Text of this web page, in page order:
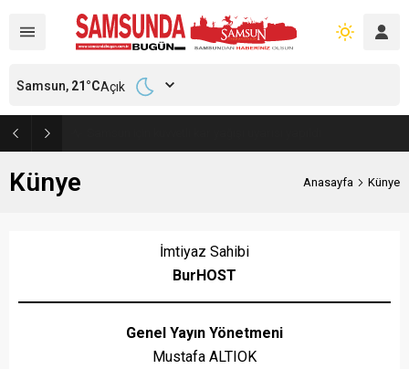
Samsun, 21 °CAçık
Künye Anasayfa Künye
İmtiyaz Sahibi
BurHOST
Genel Yayın Yönetmeni
Mustafa ALTIOK